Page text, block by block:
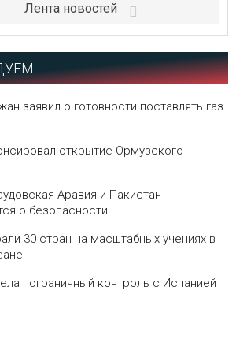
Лента новостей
заявил о готовности поставлять газ
открытие Ормузского
Аравия и Пакистан
о безопасности
30 стран на масштабных учениях в
пограничный контроль с Испанией